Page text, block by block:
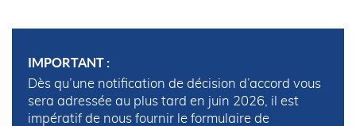
IMPORTANT :
Dès qu’une notification de décision d’accord vous
sera adressée au plus tard en juin 2026, il est
impératif de nous fournir le formulaire de